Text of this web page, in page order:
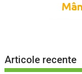
Articole recente